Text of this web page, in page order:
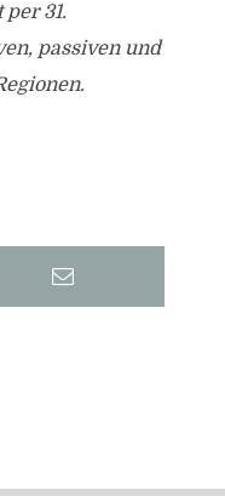
31.
passiven und